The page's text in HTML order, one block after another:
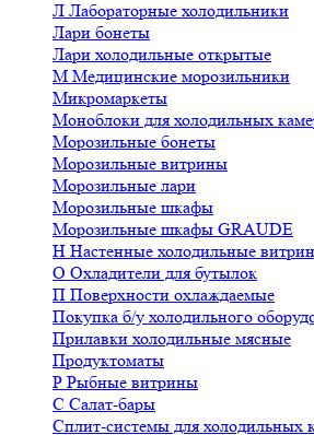
Л Лабораторные холодильники
Лари бонеты
Лари холодильные открытые
М Медицинские морозильники
Микромаркеты
Моноблоки для холодильных
Морозильные бонеты
Морозильные витрины
Морозильные лари
Морозильные шкафы
Морозильные шкафы GRAUDE
Н Настенные холодильные
О Охладители для бутылок
П Поверхности охлаждаемые
Покупка б/у холодильного
Прилавки холодильные мясные
Продуктоматы
Р Рыбные витрины
С Салат-бары
Сплит-системы для холодильных